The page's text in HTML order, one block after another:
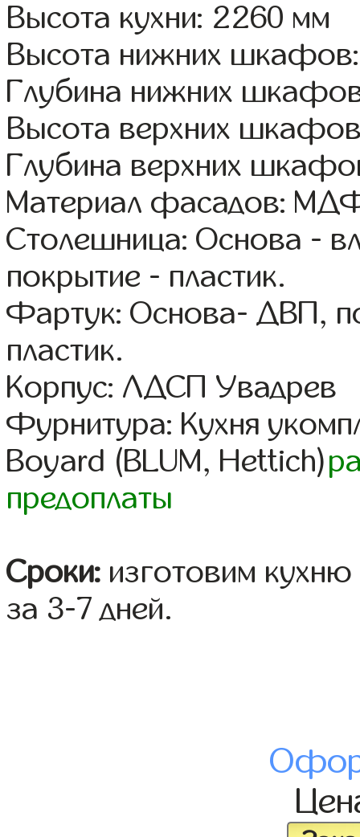
Высота кухни: 2260 мм
Высота нижних
Глубина нижних
Высота верхних
Глубина верхних
Материал фасадов:
Столешница: Основа -
покрытие - пластик.
Фартук: Основа- ДВП,
пластик.
Корпус: ЛДСП Увадрев
Фурнитура: Кухня
Boyard (BLUM, Hettich)
предоплаты
Сроки: изготовим
за 3-7 дней.